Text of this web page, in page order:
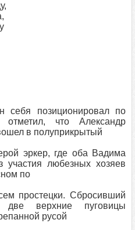
себя позиционировал по
что Александр
в полуприкрытый
эркер, где оба Вадима
участия любезных хозяев
по
простецки. Сбросивший
две верхние пуговицы
русой